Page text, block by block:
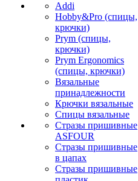
Addi
Hobby&Pro (спицы,
крючки)
Prym (спицы,
крючки)
Prym Ergonomics
(спицы, крючки)
Вязальные
принадлежности
Крючки вязальные
Спицы вязальные
Стразы пришивные
ASFOUR
Стразы пришивные
в цапах
Стразы пришивные